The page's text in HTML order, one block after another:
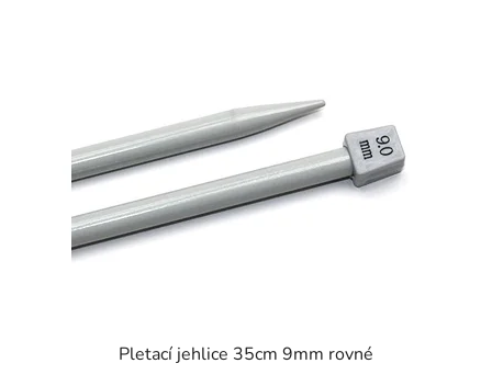
Pletací jehlice 35cm 9mm rovné